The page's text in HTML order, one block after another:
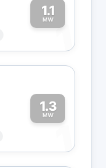
1.1
MW1
1.3
MW
1